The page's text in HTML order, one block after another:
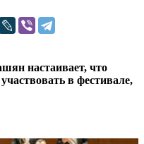
настаивает, что
в фестивале,